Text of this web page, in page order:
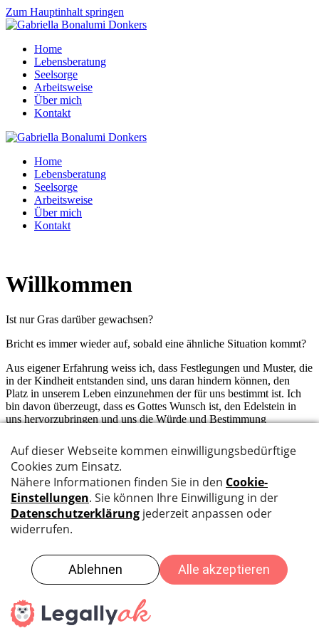
Zum Hauptinhalt springen
Home
Lebensberatung
Seelsorge
Arbeitsweise
Über mich
Kontakt
Home
Lebensberatung
Seelsorge
Arbeitsweise
Über mich
Kontakt
Willkommen
Ist nur Gras darüber gewachsen?
Bricht es immer wieder auf, sobald eine ähnliche Situation kommt?
Aus eigener Erfahrung weiss ich, dass Festlegungen und Muster, die
in der Kindheit entstanden sind, uns daran hindern können, den
Platz in unserem Leben einzunehmen der für uns bestimmt ist. Ich
bin davon überzeugt, dass es Gottes Wunsch ist, den Edelstein in
uns hervorzubringen und uns die Würde und Bestimmung
haben. So können wir in Freiheit mit ihm und den anderen leben.
Das mit den Menschen herauszuarbeiten, verstehe ich unter
Seelsorge.
Datenschutz|Impressum